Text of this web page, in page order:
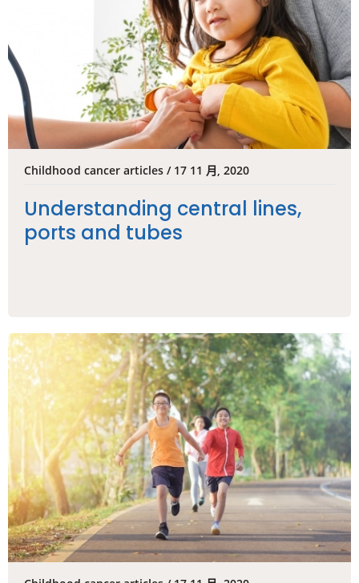
Childhood cancer articles / 17 11 月, 2020
Understanding central lines,
ports and tubes